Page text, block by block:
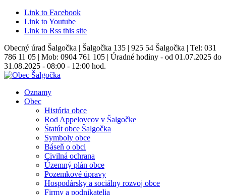
Link to Facebook
Link to Youtube
Link to Rss this site
Obecný úrad Šalgočka | Šalgočka 135 | 925 54 Šalgočka | Tel: 031
786 11 05 | Mob: 0904 761 105 | Úradné hodiny - od 01.07.2025 do
31.08.2025 - 08:00 - 12:00 hod.
Oznamy
Obec
História obce
Rod Appelovcov v Šalgočke
Štatút obce Šalgočka
Symboly obce
Báseň o obci
Civilná ochrana
Územný plán obce
Pozemkové úpravy
Hospodársky a sociálny rozvoj obce
Firmy a podnikatelia